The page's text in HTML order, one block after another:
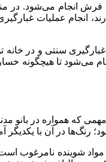
انجام می‌شود. در
انجام عملیات
سنتی و در
می‌شود تا هیچگونه
که همواره در
در آن با یکدیگر
مواد شوینده